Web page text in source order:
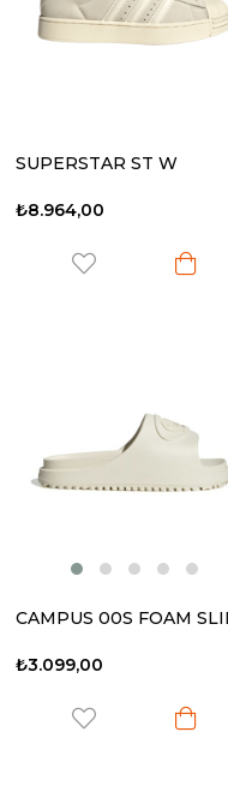
SUPERSTAR ST W
₺8.964,00
₺3.099,00